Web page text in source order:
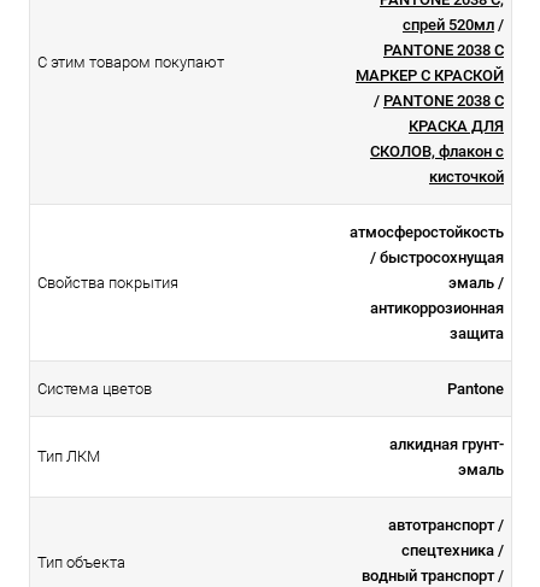
С этим товаром покупают
спрей 520мл /
PANTONE 2038 C
МАРКЕР С КРАСКОЙ
/ PANTONE 2038 C
КРАСКА ДЛЯ
СКОЛОВ, флакон с
кисточкой
Свойства покрытия
атмосферостойкоcть
/ быстросохнущая
эмаль /
антикоррозионная
защита
Система цветов Pantone
Тип ЛКМ
алкидная грунт-
эмаль
Тип объекта
автотранспорт /
спецтехника /
водный транспорт /